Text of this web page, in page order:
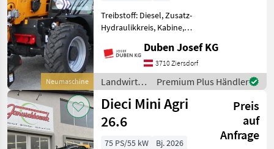
Alle 51
anzeigen
MARKTPLATZ
Marktplatz Händlerangebote Kleinanzeigen
Neumaschine
Treibstoff: Diesel, Zusatz-
Hydraulikkreis, Kabine,
Schnellwechselrahmen,
Klimaanlage, hydr.
Geräteverriegelung Inkl.
max. Tragkraft 2, 6 t,
Hubhöhe 5, 73 m, Hydrost
Duben Josef KG
3710 Ziersdorf
Landwirtsch.
Motorfahrzeuge
/ Dieci
Premium Plus Händler
Dieci Mini Agri
26.6
Preis
auf
Anfrage
75 PS/55 kW
Bj. 2026